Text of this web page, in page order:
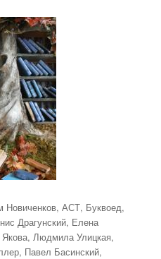
Новиченков,АСТ, Буквоед,
Драгунский, Елена
,Людмила Улицкая,
, Павел Басинский,